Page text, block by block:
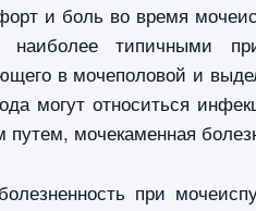
и боль во время
наиболее типичными
в мочеполовой и
могут относиться
путем, мочекаменная
при